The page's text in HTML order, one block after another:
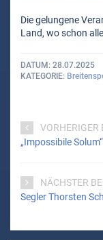
Die gelungene
Land, wo schon
DATUM 28.07.2025
KATEGORIE
VORHERIGER
„Impossibile
NÄCHSTER
Segler Thorsten